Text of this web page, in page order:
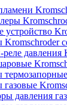
устройство
давления
давления